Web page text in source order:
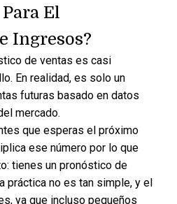
El
Ingresos?
de ventas es casi
En realidad, es solo un
futuras basado en datos
mercado.
que esperas el próximo
ese número por lo que
tienes un pronóstico de
práctica no es tan simple, y el
ya que incluso pequeños